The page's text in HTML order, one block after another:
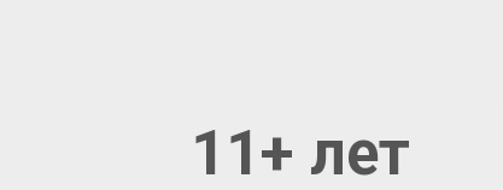
11+ лет